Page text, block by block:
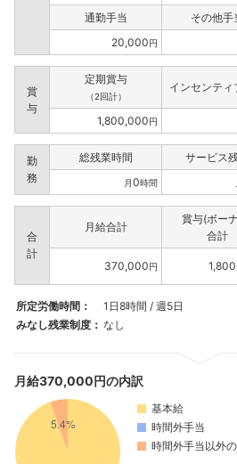
通勤手当
その他手
20,000円
賞
与
定期賞与
（2回計）
インセンティ
1,800,000円
勤
務
総残業時間 サービス
月0時間
合
計
月給合計
賞与(ボー
合計
370,000円
所定労働時間：
1日8時間 / 週5日
みなし残業制度： なし
月給370,000円の内訳
基本給
時間外手当
時間外手当以外